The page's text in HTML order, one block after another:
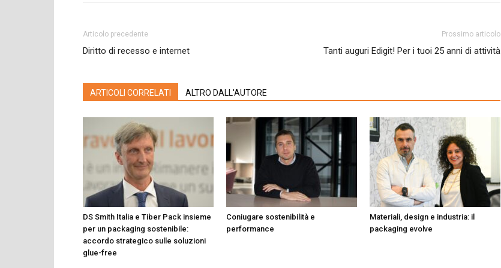
Articolo precedente
Diritto di recesso e internet
Prossimo articolo
Tanti auguri Edigit! Per i tuoi 25 anni di attività
ARTICOLI CORRELATI ALTRO DALL'AUTORE
DS Smith Italia e Tiber Pack insieme
per un packaging sostenibile:
accordo strategico sulle soluzioni
glue-free
Coniugare sostenibilità e
performance
Materiali, design e industria: il
packaging evolve